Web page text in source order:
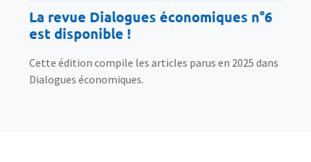
La revue Dialogues économiques n°6
est disponible !
Cette édition compile les articles parus en 2025 dans
Dialogues économiques.